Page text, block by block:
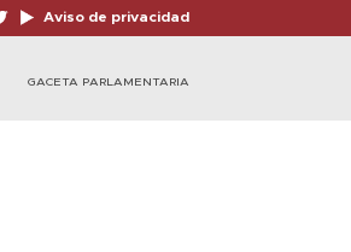
Aviso de privacidad
GACETA PARLAMENTARIA